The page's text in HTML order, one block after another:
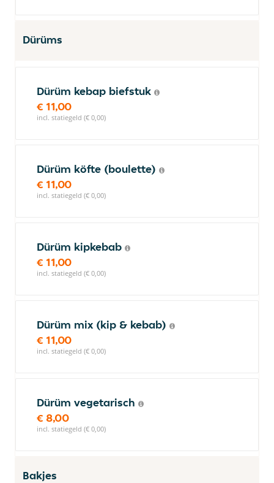
Dürüms
Dürüm kebap biefstuk
€ 11,00
incl. statiegeld (€ 0,00)
Dürüm köfte (boulette)
€ 11,00
incl. statiegeld (€ 0,00)
Dürüm kipkebab
€ 11,00
incl. statiegeld (€ 0,00)
Dürüm mix (kip & kebab)
€ 11,00
incl. statiegeld (€ 0,00)
Dürüm vegetarisch
€ 8,00
incl. statiegeld (€ 0,00)
Bakjes